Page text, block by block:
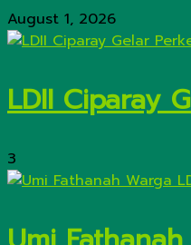
August 1, 2026
LDII Ciparay
3